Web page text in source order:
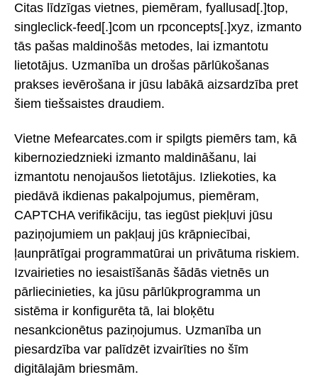
Citas līdzīgas vietnes, piemēram, fyallusad[.]top,
singleclick-feed[.]com un rpconcepts[.]xyz, izmanto
tās pašas maldinošās metodes, lai izmantotu
lietotājus. Uzmanība un drošas pārlūkošanas
prakses ievērošana ir jūsu labākā aizsardzība pret
šiem tiešsaistes draudiem.
Vietne Mefearcates.com ir spilgts piemērs tam, kā
kibernoziedznieki izmanto maldināšanu, lai
izmantotu nenojaušos lietotājus. Izliekoties, ka
piedāvā ikdienas pakalpojumus, piemēram,
CAPTCHA verifikāciju, tas iegūst piekļuvi jūsu
paziņojumiem un pakļauj jūs krāpniecībai,
ļaunprātīgai programmatūrai un privātuma riskiem.
Izvairieties no iesaistīšanās šādās vietnēs un
pārliecinieties, ka jūsu pārlūkprogramma un
sistēma ir konfigurēta tā, lai bloķētu
nesankcionētus paziņojumus. Uzmanība un
piesardzība var palīdzēt izvairīties no šīm
digitālajām briesmām.